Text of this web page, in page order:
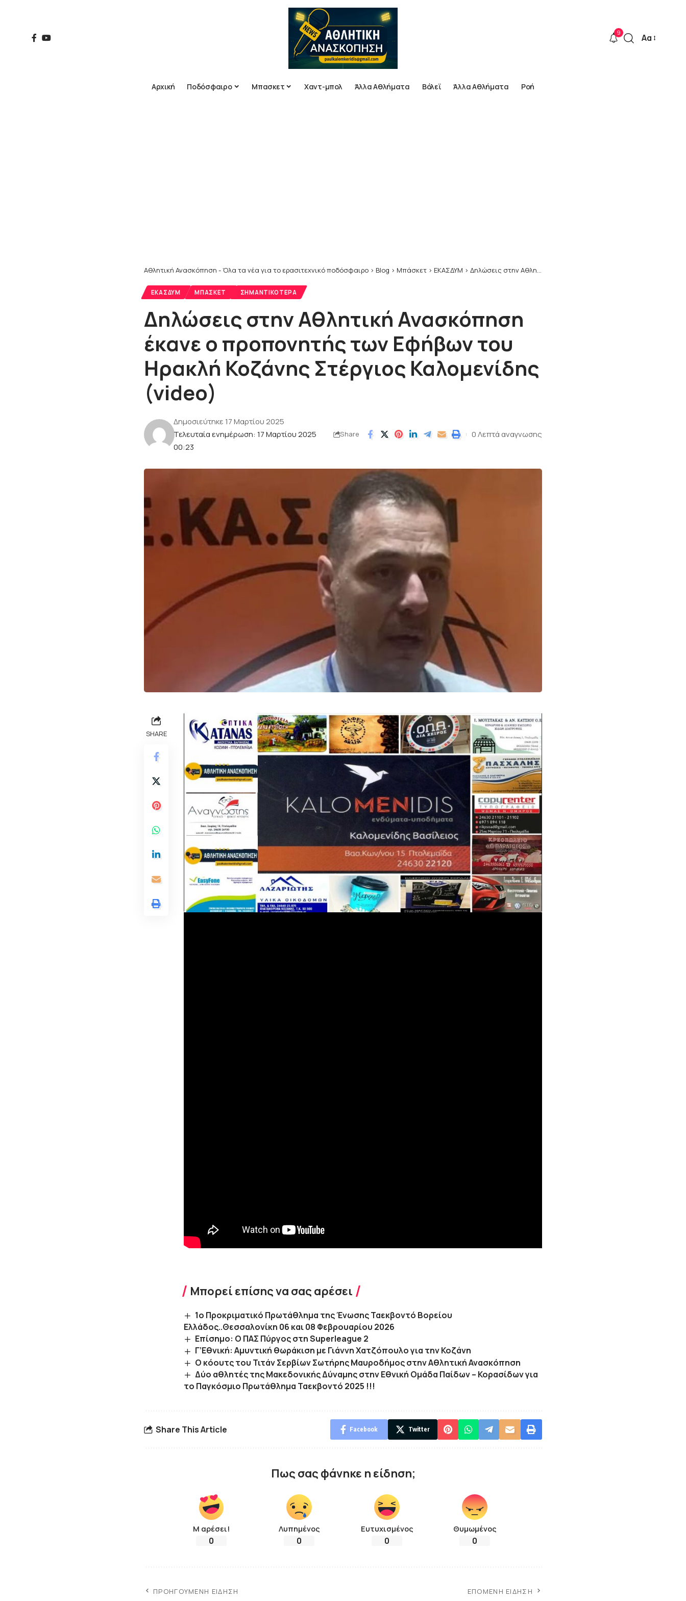
9
Font
Αα
Αρχική Ποδόσφαιρο Μπασκετ Χαντ-μπολ Άλλα Αθλήματα Βόλεϊ Άλλα Αθλήματα Ροή
Αθλητική Ανασκόπηση - Όλα τα νέα για το ερασιτεχνικό ποδόσφαιρο > Blog > Μπάσκετ > ΕΚΑΣΔΥΜ > Δηλώσεις στην Αθλητική Ανασκόπηση έκανε ο προπονητής των Εφήβων του Ηρακλή Κοζάνης Στέργιος Καλομενίδης (video)
ΕΚΑΣΔΥΜ ΜΠΆΣΚΕΤ ΣΗΜΑΝΤΙΚΌΤΕΡΑ
Δηλώσεις στην Αθλητική Ανασκόπηση
έκανε ο προπονητής των Εφήβων του
Ηρακλή Κοζάνης Στέργιος Καλομενίδης
(video)
Τελευταία ενημέρωση: 17 Μαρτίου 2025
00:23
Δημοσιεύτηκε 17 Μαρτίου 2025
Share 0 Λεπτά αναγνωσης
SHARE
Μπορεί επίσης να σας αρέσει
1ο Προκριματικό Πρωτάθλημα της Ένωσης Ταεκβοντό Βορείου
Ελλάδος..Θεσσαλονίκη 06 και 08 Φεβρουαρίου 2026
Επίσημο: Ο ΠΑΣ Πύργος στη Superleague 2
Γ’Εθνική: Αμυντική θωράκιση με Γιάννη Χατζόπουλο για την Κοζάνη
Ο κόουτς του Τιτάν Σερβίων Σωτήρης Μαυροδήμος στην Αθλητική Ανασκόπηση
Δύο αθλητές της Μακεδονικής Δύναμης στην Εθνική Ομάδα Παίδων – Κορασίδων για
το Παγκόσμιο Πρωτάθλημα Ταεκβοντό 2025 !!!
Share This Article Facebook Twitter
Πως σας φάνηκε η είδηση;
Μ αρέσει!
0
Λυπημένος
0
Ευτυχισμένος
0
Θυμωμένος
0
ΠΡΟΗΓΟΎΜΕΝΗ ΕΊΔΗΣΗ ΕΠΌΜΕΝΗ ΕΊΔΗΣΗ